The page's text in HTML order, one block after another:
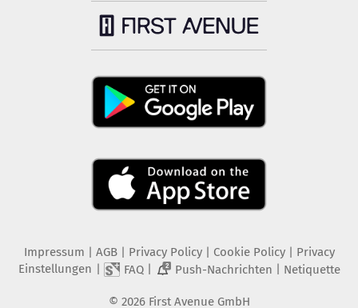
Impressum | AGB | Privacy Policy| Cookie Policy| Privacy
Einstellungen | FAQ| 2 Push-Nachrichten | Netiquette
© 2026 First Avenue GmbH